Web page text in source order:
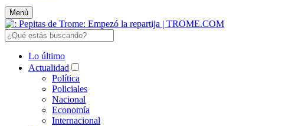
Menú
Lo último
Actualidad
Política
Policiales
Nacional
Economía
Internacional